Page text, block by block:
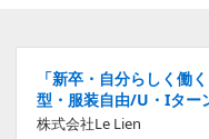
「新卒・自分らしく働
型・服装自由/U・Iター
株式会社Le Lien